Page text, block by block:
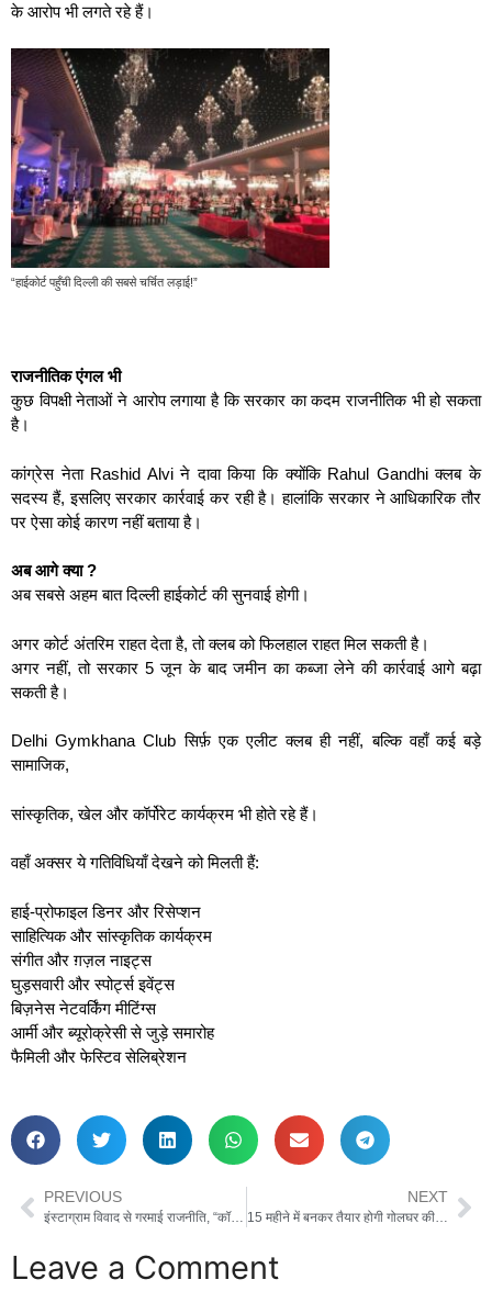
के आरोप भी लगते रहे हैं।
“हाईकोर्ट पहुँची दिल्ली की सबसे चर्चित लड़ाई!”
राजनीतिक एंगल भी
कुछ विपक्षी नेताओं ने आरोप लगाया है कि सरकार का कदम राजनीतिक भी हो सकता
है।
कांग्रेस नेता Rashid Alvi ने दावा किया कि क्योंकि Rahul Gandhi क्लब के
सदस्य हैं, इसलिए सरकार कार्रवाई कर रही है। हालांकि सरकार ने आधिकारिक तौर
पर ऐसा कोई कारण नहीं बताया है।
अब आगे क्या ?
अब सबसे अहम बात दिल्ली हाईकोर्ट की सुनवाई होगी।
अगर कोर्ट अंतरिम राहत देता है, तो क्लब को फिलहाल राहत मिल सकती है।
अगर नहीं, तो सरकार 5 जून के बाद जमीन का कब्जा लेने की कार्रवाई आगे बढ़ा
सकती है।
Delhi Gymkhana Club सिर्फ़ एक एलीट क्लब ही नहीं, बल्कि वहाँ कई बड़े
सामाजिक,
सांस्कृतिक, खेल और कॉर्पोरेट कार्यक्रम भी होते रहे हैं।
वहाँ अक्सर ये गतिविधियाँ देखने को मिलती हैं:
हाई-प्रोफाइल डिनर और रिसेप्शन
साहित्यिक और सांस्कृतिक कार्यक्रम
संगीत और ग़ज़ल नाइट्स
घुड़सवारी और स्पोर्ट्स इवेंट्स
बिज़नेस नेटवर्किंग मीटिंग्स
आर्मी और ब्यूरोक्रेसी से जुड़े समारोह
फैमिली और फेस्टिव सेलिब्रेशन
PREVIOUS
इंस्टाग्राम विवाद से गरमाई राजनीति, “कॉकरोच जनता पार्टी” के फाउंडर अभिजीत दीपके ने की वापसी का दावा
NEXT
15 महीने में बनकर तैयार होगी गोलघर की स्मार्ट सड़क
Leave a Comment